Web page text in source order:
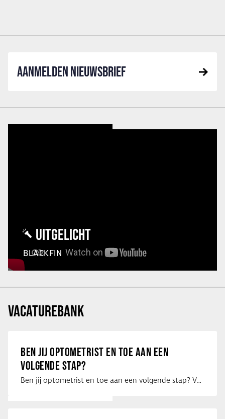
AANMELDEN NIEUWSBRIEF
UITGELICHT
BLACKFIN
VACATUREBANK
BEN JIJ OPTOMETRIST EN TOE AAN EEN
VOLGENDE STAP?
Ben jij optometrist en toe aan een volgende stap? Voor een optiekketen is Eye …